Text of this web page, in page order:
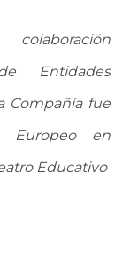
Entidades
Compañía fue
Europeo en
Educativo